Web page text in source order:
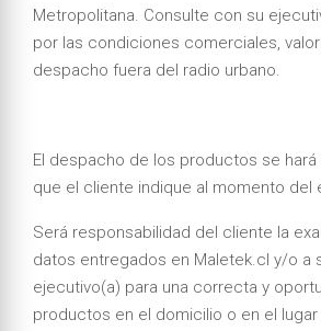
Metropolitana. Consulte con su
por las condiciones comerciales,
despacho fuera del radio urbano.
El despacho de los productos se
que el cliente indique al momento del
Será responsabilidad del cliente la
datos entregados en Maletek.cl y/o a
ejecutivo(a) para una correcta y
productos en el domicilio o en el